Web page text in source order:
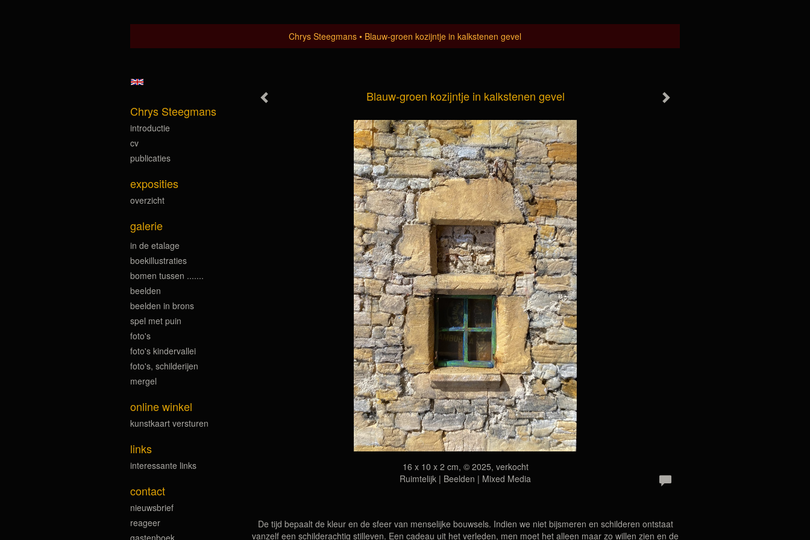
Chrys Steegmans Blauw-groen kozijntje in kalkstenen gevel
Blauw-groen kozijntje in kalkstenen gevel
16 x 10 x 2 cm, © 2025, verkocht
Ruimtelijk | Beelden | Mixed Media
De tijd bepaalt de kleur en de sfeer van menselijke bouwsels. Indien we niet bijsmeren en schilderen ontstaat
vanzelf een schilderachtig stilleven. Een cadeau uit het verleden, men moet het alleen maar zo willen zien en de
Chrys Steegmans
introductie
cv
publicaties
exposities
overzicht
galerie
in de etalage
boekillustraties
bomen tussen .......
beelden
beelden in brons
spel met puin
foto's
foto's kindervallei
foto's, schilderijen
mergel
online winkel
kunstkaart versturen
links
interessante links
contact
nieuwsbrief
reageer
gastenboek